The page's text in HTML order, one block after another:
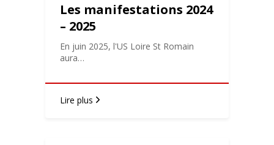
Les manifestations 2024
– 2025
En juin 2025, l'US Loire St Romain
aura…
Lire plus